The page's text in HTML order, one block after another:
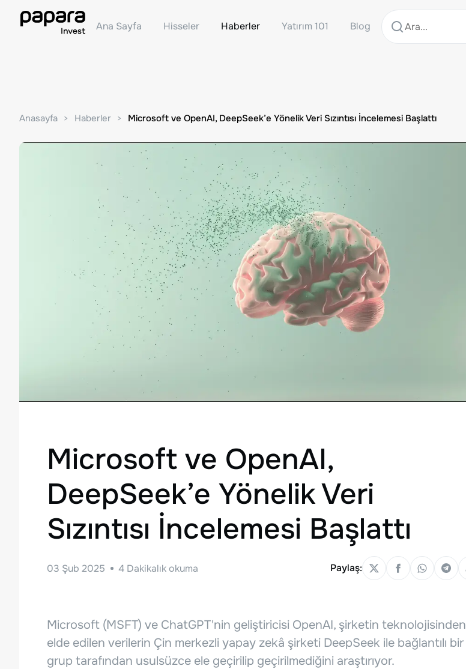
Ana Sayfa Hisseler Haberler Yatırım 101 Blog
Anasayfa Haberler Microsoft ve OpenAI, DeepSeek’e Yönelik Veri Sızıntısı İncelemesi Başlattı
Microsoft ve OpenAI,
DeepSeek’e Yönelik Veri
Sızıntısı İncelemesi Başlattı
03 Şub 2025 4 Dakikalık okuma Paylaş:
Microsoft (MSFT) ve ChatGPT'nin geliştiricisi OpenAI, şirketin teknolojisinden
elde edilen verilerin Çin merkezli yapay zekâ şirketi DeepSeek ile bağlantılı bir
grup tarafından usulsüzce ele geçirilip geçirilmediğini araştırıyor.